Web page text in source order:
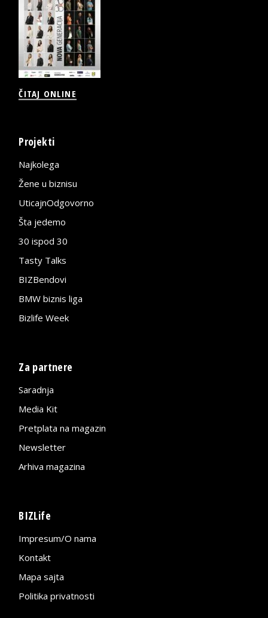
ČITAJ ONLINE
Projekti
Najkolega
Žene u biznisu
UticajnOdgovorno
Šta jedemo
30 ispod 30
Tasty Talks
BIZBendovi
BMW biznis liga
Bizlife Week
Za partnere
Saradnja
Media Kit
Pretplata na magazin
Newsletter
Arhiva magazina
BIZLife
Impresum/O nama
Kontakt
Mapa sajta
Politika privatnosti